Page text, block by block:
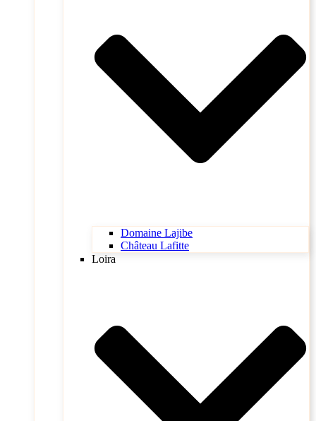
Domaine Lajibe
Château Lafitte
Loira